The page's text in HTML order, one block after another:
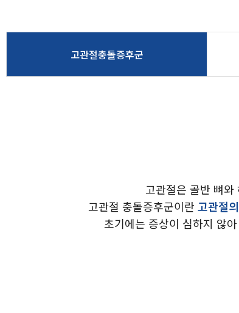
고관절충돌증후군
고관절은 골반 뼈
고관절 충돌증후군이란 고관절
초기에는 증상이 심하지 않